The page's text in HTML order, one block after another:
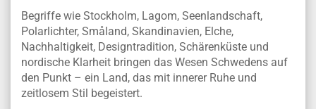
Begriffe wie Stockholm, Lagom, Seenlandschaft,
Polarlichter, Småland, Skandinavien, Elche,
Nachhaltigkeit, Designtradition, Schärenküste und
nordische Klarheit bringen das Wesen Schwedens auf
den Punkt – ein Land, das mit innerer Ruhe und
zeitlosem Stil begeistert.